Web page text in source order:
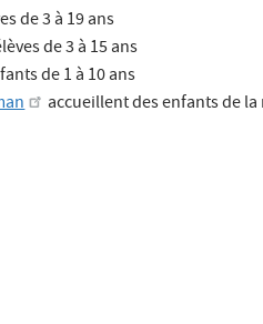
de 3 à 19 ans
de 3 à 15 ans
de 1 à 10 ans
accueillent des enfants de la